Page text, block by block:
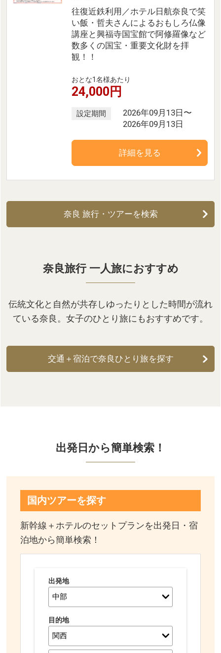
往復近鉄利用／ホテル日航奈良で笑
い飯・哲夫さんによるおもしろ仏像
講座と興福寺国宝館で阿修羅像など
数多くの国宝・重要文化財を拝
観！！
おとな1名様あたり
24,000円
設定期間
2026年09月13日〜
2026年09月13日
詳細を見る
奈良 旅行・ツアーを検索
奈良旅行 一人旅におすすめ
伝統文化と自然が共存しゆったりとした時間が流れ
ている奈良。女子のひとり旅にもおすすめです。
交通＋宿泊で奈良ひとり旅を探す
出発日から簡単検索！
国内ツアーを探す
新幹線＋ホテルのセットプランを出発日・宿
泊地から簡単検索！
出発地
目的地